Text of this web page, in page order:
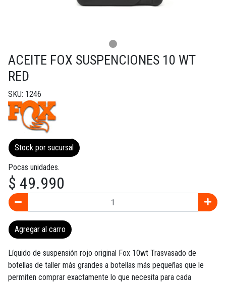
ACEITE FOX SUSPENCIONES 10 WT
RED
SKU: 1246
Stock por sucursal
Pocas unidades.
$ 49.990
Agregar al carro
Líquido de suspensión rojo original Fox 10wt Trasvasado de
botellas de taller más grandes a botellas más pequeñas que le
permiten comprar exactamente lo que necesita para cada